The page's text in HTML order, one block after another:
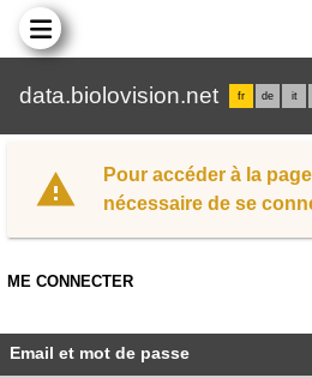
data.biolovision.net fr de it
Pour accéder à la
nécessaire de se
ME CONNECTER
Email et mot de passe